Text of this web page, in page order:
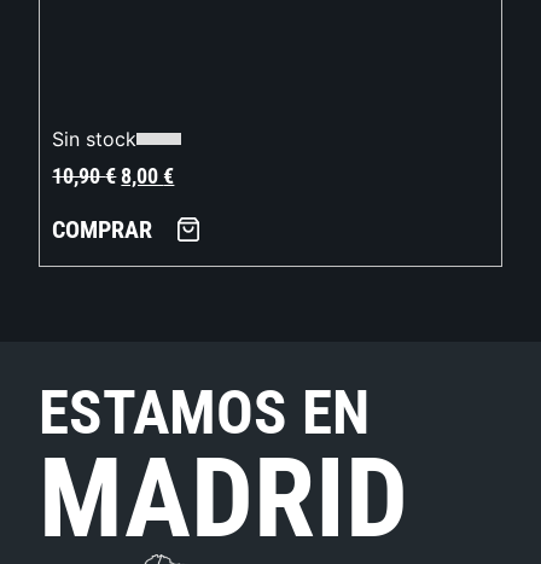
Sin stock
10,90€ 8,00€
COMPRAR
ESTAMOS EN
MADRID